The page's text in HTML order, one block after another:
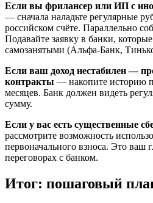
Если вы фрилансер или ИП с
— сначала наладьте регулярные
российском счёте. Параллельно
Подавайте заявку в банки,
самозанятыми (Альфа-Банк,
Если ваш доход нестабилен —
контракты — накопите историю
месяцев. Банк должен видеть
сумму.
Если у вас есть существенные
рассмотрите возможность
первоначального взноса. Это ваш
переговорах с банком.
Итог: пошаговый